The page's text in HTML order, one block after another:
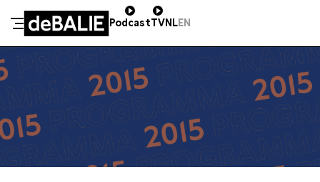
Meteen naar de content
De Balie
PodcastTVNLEN